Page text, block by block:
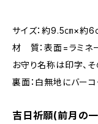
サイズ：約9.5㎝×約6
材 質：表面=ラミネ
お守り名称は印字、
裏面：白無地にバー
吉日祈願(前月の